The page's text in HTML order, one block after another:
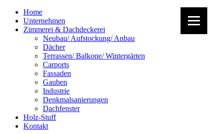
Home
Unternehmen
Zimmerei & Dachdeckerei
Neubau/ Aufstockung/ Anbau
Dächer
Terrassen/ Balkone/ Wintergärten
Carports
Fassaden
Gauben
Industrie
Denkmalsanierungen
Dachfenster
Holz-Stuff
Kontakt